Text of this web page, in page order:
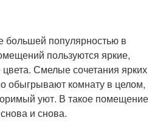
большей популярностью в
пользуются яркие,
Смелые сочетания ярких
обыгрывают комнату в целом,
уют. В такое помещение
и снова.